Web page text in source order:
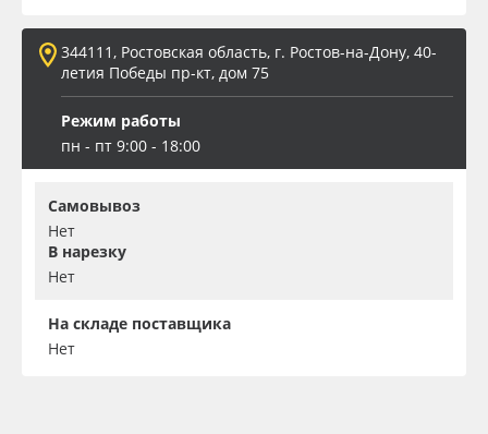
344111, Ростовская область, г. Ростов-на-Дону, 40-
летия Победы пр-кт, дом 75
Режим работы
пн - пт 9:00 - 18:00
Самовывоз
Нет
В нарезку
Нет
На складе поставщика
Нет